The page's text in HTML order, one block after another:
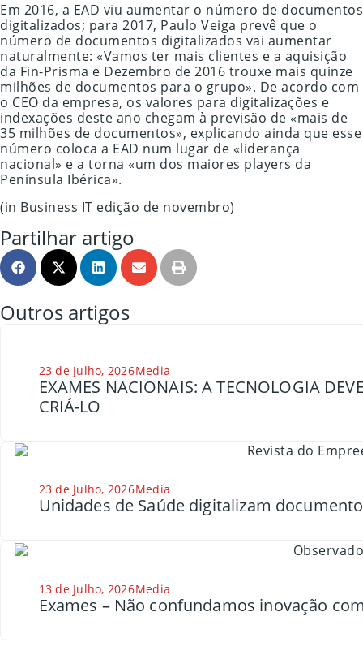
Em 2016, a EAD viu aumentar o número de documentos
digitalizados; para 2017, Paulo Veiga prevê que o
número de documentos digitalizados vai aumentar
naturalmente: «Vamos ter mais clientes e a aquisição
da Fin-Prisma e Dezembro de 2016 trouxe mais quinze
milhões de documentos para o grupo». De acordo com
o CEO da empresa, os valores para digitalizações e
indexações deste ano chegam à previsão de «mais de
35 milhões de documentos», explicando ainda que esse
número coloca a EAD num lugar de «liderança
nacional» e a torna «um dos maiores players da
Península Ibérica».
(in Business IT edição de novembro)
Partilhar artigo
Outros artigos
23 de Julho, 2026Media
EXAMES NACIONAIS: A TECNOLOGIA
CRIÁ-LO
23 de Julho, 2026Media
Unidades de Saúde digitalizam
13 de Julho, 2026Media
Exames – Não confundamos inovação